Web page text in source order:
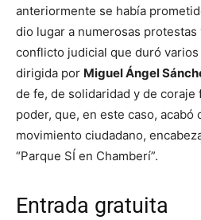
anteriormente se había
dio lugar a numerosas protestas
conflicto judicial que duró varios
dirigida por Miguel Ángel
de fe, de solidaridad y de
poder, que, en este caso, acabó
movimiento ciudadano,
“Parque SÍ en Chamberí”.
Entrada gratuita